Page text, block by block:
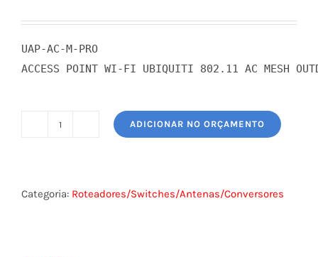
UAP-AC-M-PRO
ACCESS POINT WI-FI UBIQUITI 802.11 AC MESH
AC-
ADICIONAR NO ORÇAMENTO
Categoria: Roteadores/Switches/Antenas/Conversores